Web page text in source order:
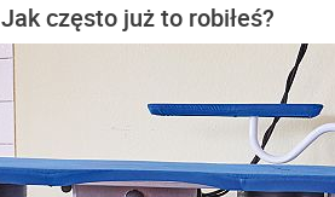
Jak często już to robiłeś?